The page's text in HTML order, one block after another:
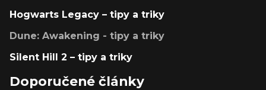
Hogwarts Legacy – tipy a triky
Dune: Awakening - tipy a triky
Silent Hill 2 – tipy a triky
Doporučené články